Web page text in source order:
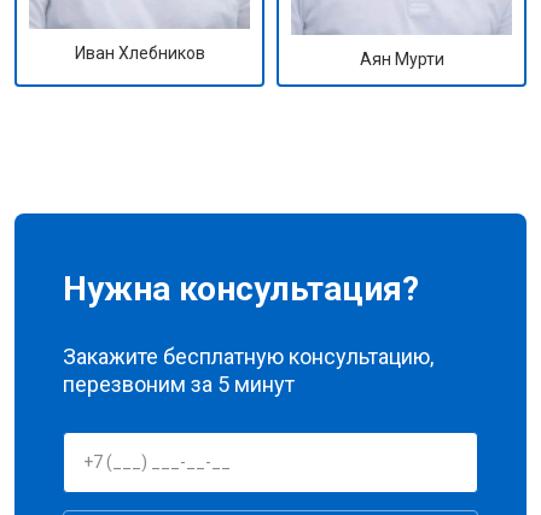
Иван Хлебников Аян Мурти
Нужна консультация?
Закажите бесплатную консультацию,
перезвоним за 5 минут